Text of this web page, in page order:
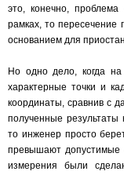
это, конечно,
рамках, то пересечение
основанием для
Но одно дело, когда
характерные точки и
координаты, сравнив с
полученные
то инженер просто
превышают допустимые
измерения были